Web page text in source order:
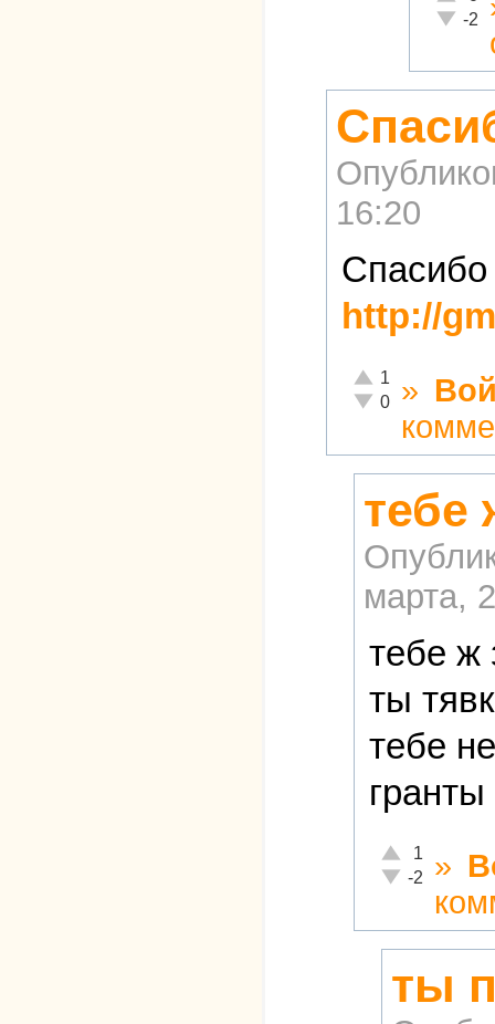
-2
16:20
Спасибо
http://
Отлично!
1
Неадекватно!
0 »
тебе
марта,
тебе ж
ты
тебе
Отлично!
1
Неадекватно!
-2 »
ты